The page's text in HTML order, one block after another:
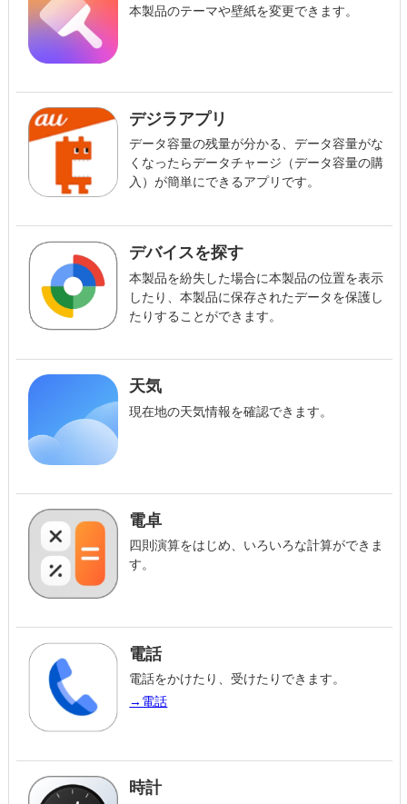
本製品のテーマや壁紙を変更できます。
デジラアプリ
データ容量の残量が分かる、データ容量がな
くなったらデータチャージ（データ容量の購
入）が簡単にできるアプリです。
デバイスを探す
本製品を紛失した場合に本製品の位置を表示
したり、本製品に保存されたデータを保護し
たりすることができます。
天気
現在地の天気情報を確認できます。
電卓
四則演算をはじめ、いろいろな計算ができま
す。
電話
電話をかけたり、受けたりできます。
→電話
時計